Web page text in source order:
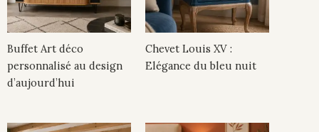
Buffet Art déco
personnalisé au design
d’aujourd’hui
Chevet Louis XV :
Elégance du bleu nuit